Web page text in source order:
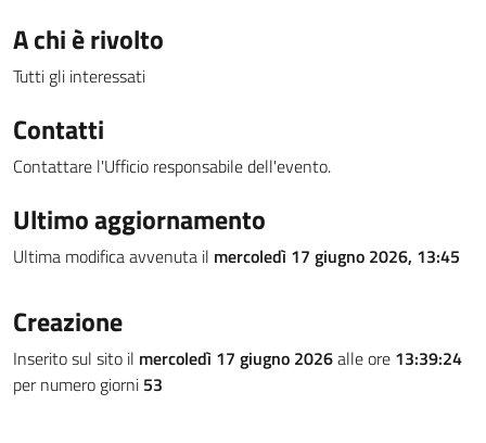
A chi è rivolto
Tutti gli interessati
Contatti
Contattare l'Ufficio responsabile dell'evento.
Ultimo aggiornamento
Ultima modifica avvenuta il mercoledì 17 giugno 2026, 13:45
Creazione
Inserito sul sito il mercoledì 17 giugno 2026alle ore 13:39:24
per numero giorni 53